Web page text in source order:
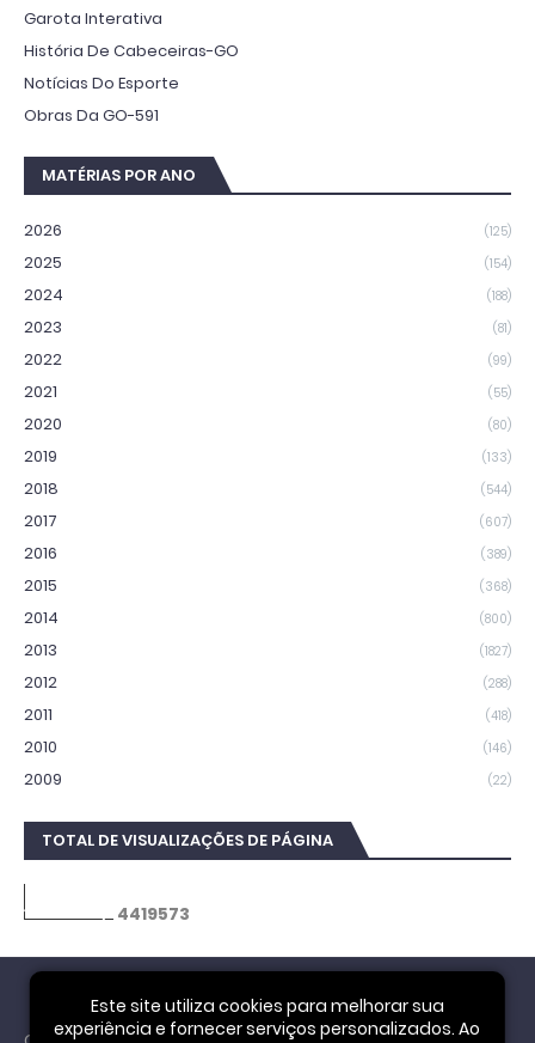
Garota Interativa
História De Cabeceiras-GO
Notícias Do Esporte
Obras Da GO-591
MATÉRIAS POR ANO
2026 (125)
2025 (154)
2024 (188)
2023 (81)
2022 (99)
2021 (55)
2020 (80)
2019 (133)
2018 (544)
2017 (607)
2016 (389)
2015 (368)
2014 (800)
2013 (1827)
2012 (288)
2011 (418)
2010 (146)
2009 (22)
TOTAL DE VISUALIZAÇÕES DE PÁGINA
4419573
Este site utiliza cookies para melhorar sua
experiência e fornecer serviços personalizados. Ao